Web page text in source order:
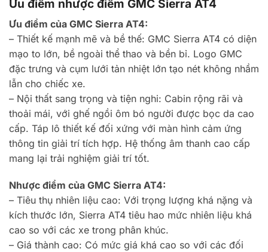
Ưu điểm nhược điểm GMC Sierra AT4
Ưu điểm của GMC Sierra AT4:
– Thiết kế mạnh mẽ và bề thế: GMC Sierra AT4 có diện
mạo to lớn, bề ngoài thể thao và bền bỉ. Logo GMC
đặc trưng và cụm lưới tản nhiệt lớn tạo nét không nhầm
lẫn cho chiếc xe.
– Nội thất sang trọng và tiện nghi: Cabin rộng rãi và
thoải mái, với ghế ngồi ôm bó người được bọc da cao
cấp. Táp lô thiết kế đối xứng với màn hình cảm ứng
thông tin giải trí tích hợp. Hệ thống âm thanh cao cấp
mang lại trải nghiệm giải trí tốt.
Nhược điểm của GMC Sierra AT4:
– Tiêu thụ nhiên liệu cao: Với trọng lượng khá nặng và
kích thước lớn, Sierra AT4 tiêu hao mức nhiên liệu khá
cao so với các xe trong phân khúc.
– Giá thành cao: Có mức giá khá cao so với các đối